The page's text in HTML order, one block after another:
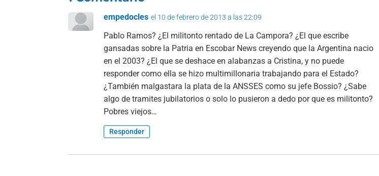
empedocles el 10 de febrero de 2013 a las 22:09
Pablo Ramos? ¿El militonto rentado de La Campora? ¿El que escribe
gansadas sobre la Patria en Escobar News creyendo que la Argentina nacio
en el 2003? ¿El que se deshace en alabanzas a Cristina, y no puede
responder como ella se hizo multimillonaria trabajando para el Estado?
¿También malgastara la plata de la ANSSES como su jefe Bossio? ¿Sabe
algo de tramites jubilatorios o solo lo pusieron a dedo por que es militonto?
Pobres viejos…
Responder